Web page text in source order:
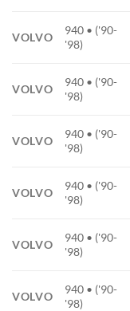
VOLVO
940 • ('90-
'98)
VOLVO
940 • ('90-
'98)
VOLVO
940 • ('90-
'98)
VOLVO
940 • ('90-
'98)
VOLVO
940 • ('90-
'98)
VOLVO
940 • ('90-
'98)